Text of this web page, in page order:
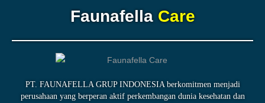
FaunafellaCare
PT. FAUNAFELLA GRUP INDONESIA berkomitmen menjadi
perusahaan yang berperan aktif perkembangan dunia kesehatan dan